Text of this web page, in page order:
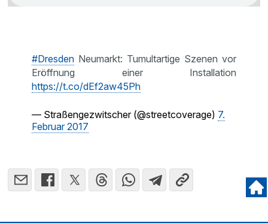
#Dresden Neumarkt: Tumultartige Szenen vor
Eröffnung einer Installation
https://t.co/dEf2aw45Ph
— Straßengezwitscher (@streetcoverage) 7.
Februar 2017